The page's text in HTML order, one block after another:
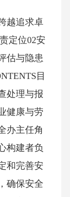
越追求卓
定位02安
估与隐患
目
处理与报
健康与劳
办主任角
构建者负
和完善安
确保安全